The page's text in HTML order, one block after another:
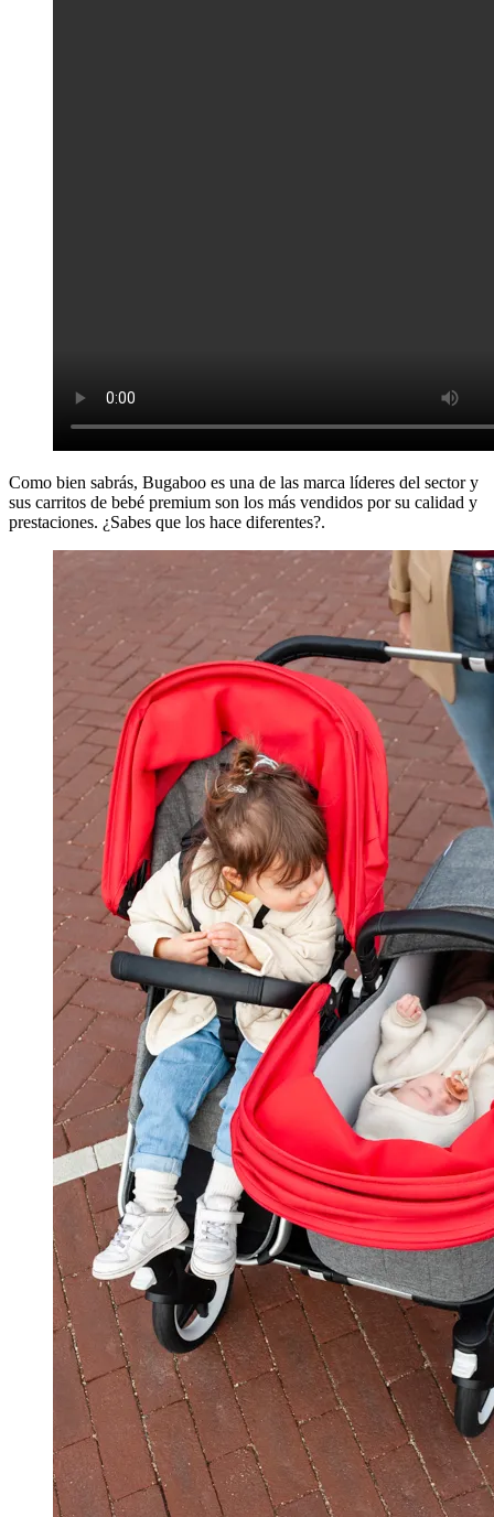
Como bien sabrás, Bugaboo es una de las marca líderes del sector y
sus carritos de bebé premium son los más vendidos por su calidad y
prestaciones. ¿Sabes que los hace diferentes?.